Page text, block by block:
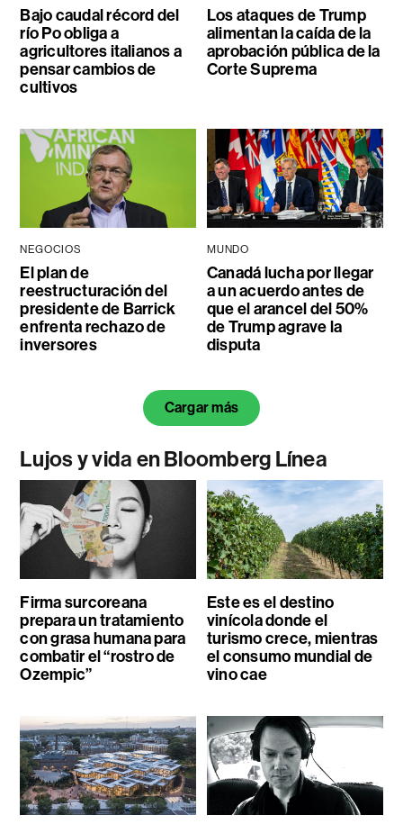
Bajo caudal récord del
río Po obliga a
agricultores italianos a
pensar cambios de
cultivos
Los ataques de Trump
alimentan la caída de la
aprobación pública de la
Corte Suprema
NEGOCIOS
El plan de
reestructuración del
presidente de Barrick
enfrenta rechazo de
inversores
MUNDO
Canadá lucha por llegar
a un acuerdo antes de
que el arancel del 50%
de Trump agrave la
disputa
Cargar más
Lujos y vida en Bloomberg Línea
Firma surcoreana
prepara un tratamiento
con grasa humana para
combatir el “rostro de
Ozempic”
Este es el destino
vinícola donde el
turismo crece, mientras
el consumo mundial de
vino cae